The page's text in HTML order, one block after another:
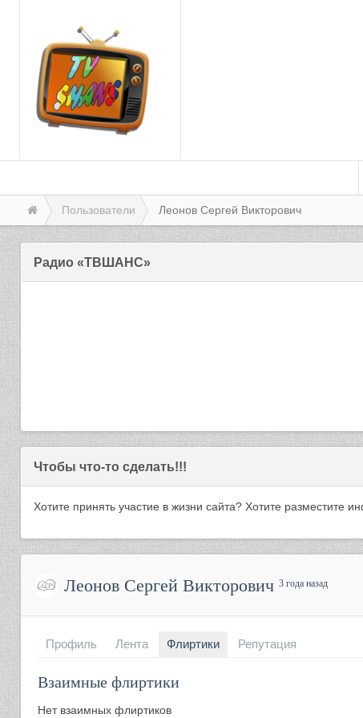
Пользователи Леонов Сергей Викторович
Радио «ТВШАНС»
Чтобы что-то сделать!!!
Хотите принять участие в жизни сайта? Хотите разместите
Леонов Сергей Викторович 3 года назад
Профиль Лента Флиртики Репутация
Взаимные флиртики
Нет взаимных флиртиков